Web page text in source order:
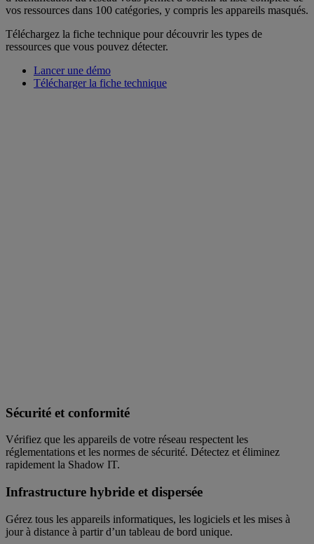
vos ressources dans 100 catégories, y compris les appareils masqués.
Téléchargez la fiche technique pour découvrir les types de
ressources que vous pouvez détecter.
Lancer une démo
Télécharger la fiche technique
Sécurité et conformité
Vérifiez que les appareils de votre réseau respectent les
réglementations et les normes de sécurité. Détectez et éliminez
rapidement la Shadow IT.
Infrastructure hybride et dispersée
Gérez tous les appareils informatiques, les logiciels et les mises à
jour à distance à partir d’un tableau de bord unique.